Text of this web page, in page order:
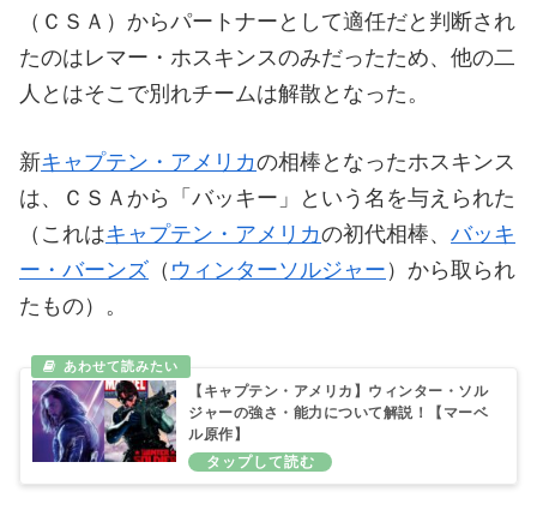
（ＣＳＡ）からパートナーとして適任だと判断され
たのはレマー・ホスキンスのみだったため、他の二
人とはそこで別れチームは解散となった。
新キャプテン・アメリカの相棒となったホスキンス
は、ＣＳＡから「バッキー」という名を与えられた
（これはキャプテン・アメリカの初代相棒、 バッキ
ー・バーンズ （ ウィンターソルジャー ）から取られ
たもの）。
【キャプテン・アメリカ】ウィンター・ソル
ジャーの強さ・能力について解説！【マーベ
ル原作】